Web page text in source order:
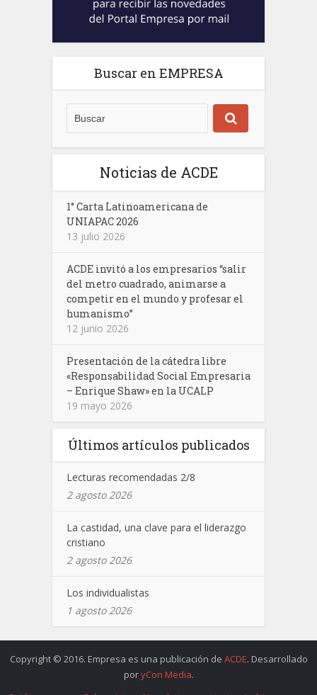
Buscar en EMPRESA
Noticias de ACDE
1° Carta Latinoamericana de
UNIAPAC 2026
13 julio 2026
ACDE invitó a los empresarios “salir
del metro cuadrado, animarse a
competir en el mundo y profesar el
humanismo”
12 junio 2026
Presentación de la cátedra libre
«Responsabilidad Social Empresaria
– Enrique Shaw» en la UCALP
19 mayo 2026
Últimos artículos publicados
Lecturas recomendadas 2/8
2 agosto 2026
La castidad, una clave para el liderazgo
cristiano
2 agosto 2026
Los individualistas
1 agosto 2026
Copyright © 2016. Empresa es una publicación de ACDE. Desarrollado
poryCon Media.